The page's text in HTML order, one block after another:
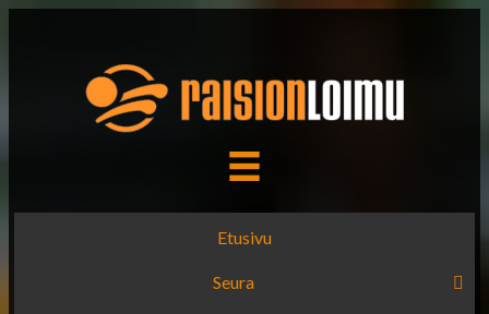
Etusivu
Seura